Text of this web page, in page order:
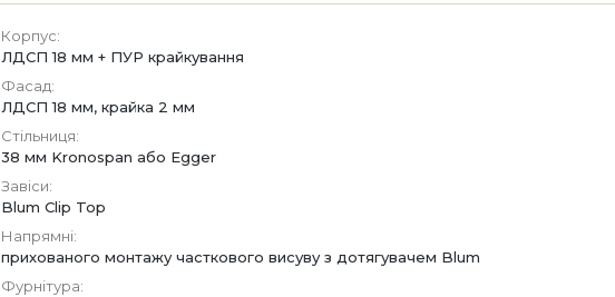
Корпус:
ЛДСП 18 мм + ПУР крайкування
Фасад:
ЛДСП 18 мм, крайка 2 мм
Стільниця:
38 мм Kronospan або Egger
Завіси:
Blum Clip Top
Напрямні:
прихованого монтажу часткового висуву з дотягувачем Blum
Фурнітура: